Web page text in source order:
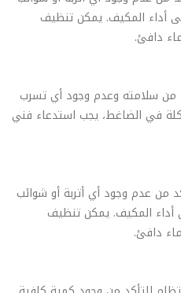
أداء المكيف. يمكن تنظيف
دافئ.
من سلامته وعدم وجود أي تسرب
في الضاغط، يجب استدعاء فني
من عدم وجود أي أتربة أو شوائب
أداء المكيف. يمكن تنظيف
دافئ.